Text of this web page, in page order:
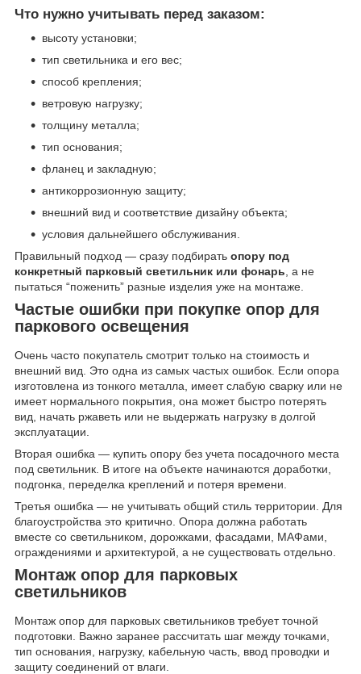
Что нужно учитывать перед заказом:
высоту установки;
тип светильника и его вес;
способ крепления;
ветровую нагрузку;
толщину металла;
тип основания;
фланец и закладную;
антикоррозионную защиту;
внешний вид и соответствие дизайну объекта;
условия дальнейшего обслуживания.
Правильный подход — сразу подбирать опору под
конкретный парковый светильник или фонарь, а не
пытаться “поженить” разные изделия уже на монтаже.
Частые ошибки при покупке опор для
паркового освещения
Очень часто покупатель смотрит только на стоимость и
внешний вид. Это одна из самых частых ошибок. Если опора
изготовлена из тонкого металла, имеет слабую сварку или не
имеет нормального покрытия, она может быстро потерять
вид, начать ржаветь или не выдержать нагрузку в долгой
эксплуатации.
Вторая ошибка — купить опору без учета посадочного места
под светильник. В итоге на объекте начинаются доработки,
подгонка, переделка креплений и потеря времени.
Третья ошибка — не учитывать общий стиль территории. Для
благоустройства это критично. Опора должна работать
вместе со светильником, дорожками, фасадами, МАФами,
ограждениями и архитектурой, а не существовать отдельно.
Монтаж опор для парковых
светильников
Монтаж опор для парковых светильников требует точной
подготовки. Важно заранее рассчитать шаг между точками,
тип основания, нагрузку, кабельную часть, ввод проводки и
защиту соединений от влаги.